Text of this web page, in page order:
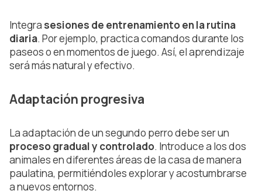
Integra sesiones de entrenamiento en la rutina
diaria. Por ejemplo, practica comandos durante los
paseos o en momentos de juego. Así, el aprendizaje
será más natural y efectivo.
Adaptación progresiva
La adaptación de un segundo perro debe ser un
proceso gradual y controlado. Introduce a los dos
animales en diferentes áreas de la casa de manera
paulatina, permitiéndoles explorar y acostumbrarse
a nuevos entornos.